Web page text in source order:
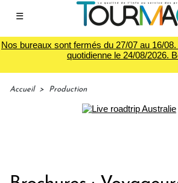
☰
Nos bureaux sont fermés du 27/07 au 16/
quotidienne le 24/08/2026.
Accueil > Production